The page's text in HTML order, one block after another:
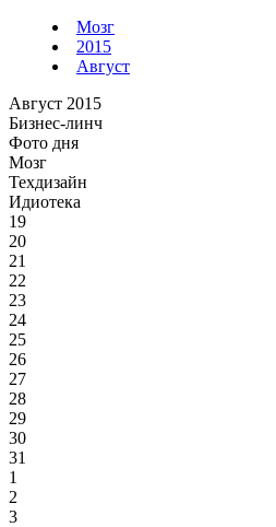
Мозг
2015
Август
Август 2015
Бизнес-линч
Фото дня
Мозг
Техдизайн
Идиотека
19
20
21
22
23
24
25
26
27
28
29
30
31
1
2
3